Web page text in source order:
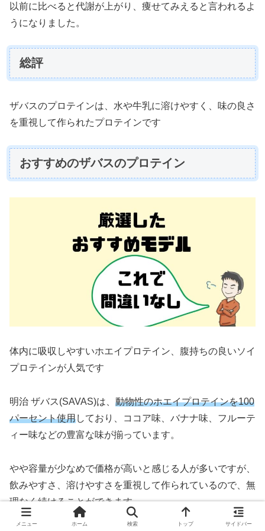
以前に比べると代謝が上がり、痩せてみえると言われるよ
うになりました。
総評
ザバスのプロテインは、水や牛乳に溶けやすく、味の良さ
を重視して作られたプロテインです
おすすめのザバスのプロテイン
体内に吸収しやすいホエイプロテイン、腹持ちの良いソイ
プロテインが人気です
明治 ザバス(SAVAS)は、 動物性のホエイプロテインを100
パーセント使用しており、ココア味、バナナ味、フルーテ
ィー味などの豊富な味が揃っています。
やや容量が少なめで価格が高いと感じる人が多いですが、
飲みやすさ、溶けやすさを重視して作られているので、無
理なく続けることができます。
メニュー ホーム 検索 トップ サイドバー